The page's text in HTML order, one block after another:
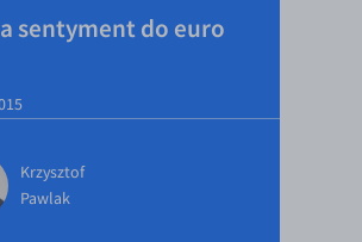
sentyment do euro
Krzysztof
Pawlak